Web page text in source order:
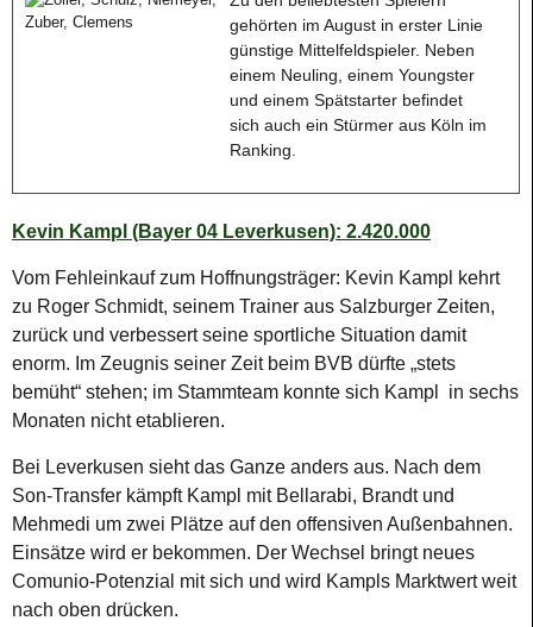
gehörten im August in erster Linie
günstige Mittelfeldspieler. Neben
einem Neuling, einem Youngster
und einem Spätstarter befindet
sich auch ein Stürmer aus Köln im
Ranking.
Kevin Kampl (Bayer 04 Leverkusen): 2.420.000
Vom Fehleinkauf zum Hoffnungsträger: Kevin Kampl kehrt
zu Roger Schmidt, seinem Trainer aus Salzburger Zeiten,
zurück und verbessert seine sportliche Situation damit
enorm. Im Zeugnis seiner Zeit beim BVB dürfte „stets
bemüht“ stehen; im Stammteam konnte sich Kampl in sechs
Monaten nicht etablieren.
Bei Leverkusen sieht das Ganze anders aus. Nach dem
Son-Transfer kämpft Kampl mit Bellarabi, Brandt und
Mehmedi um zwei Plätze auf den offensiven Außenbahnen.
Einsätze wird er bekommen. Der Wechsel bringt neues
Comunio-Potenzial mit sich und wird Kampls Marktwert weit
nach oben drücken.